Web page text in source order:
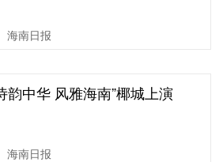
海南日报
韵中华 风雅海南”椰城上演
海南日报